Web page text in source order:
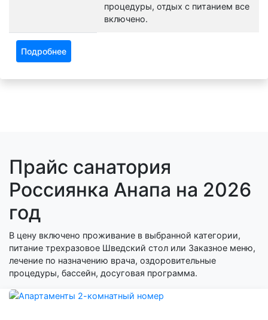
процедуры, отдых с питанием все
включено.
Подробнее
Прайс санатория
Россиянка Анапа на 2026
год
В цену включено проживание в выбранной категории,
питание трехразовое Шведский стол или Заказное меню,
лечение по назначению врача, оздоровительные
процедуры, бассейн, досуговая программа.